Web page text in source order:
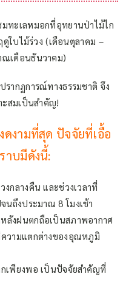
ทะเลหมอกที่อุทยานป่าไม้ไก
ใบไม้ร่วง (เดือนตุลาคม –
เดือนธันวาคม)
รากฏการณ์ทางธรรมชาติ จึง
ะสมเป็นสำคัญ!
ดงามที่สุด ปัจจัยที่เอื้อ
าบมีดังนี้:
กลางคืน และช่วงเวลาที่
ถึงประมาณ 8 โมงเช้า
ลังฝนตกถือเป็นสภาพอากาศ
ความแตกต่างของอุณหภูมิ
เพียงพอ เป็นปัจจัยสำคัญที่